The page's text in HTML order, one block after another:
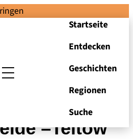
Startseite
Entdecken
Geschichten
Regionen
Suche
–
–Teltow